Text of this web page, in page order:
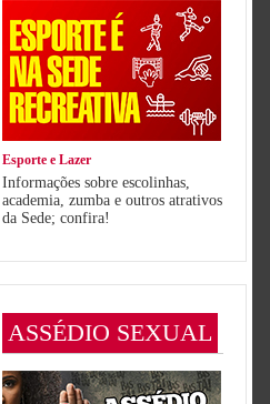
Esporte e Lazer
Informações sobre escolinhas,
academia, zumba e outros atrativos
da Sede; confira!
ASSÉDIO SEXUAL